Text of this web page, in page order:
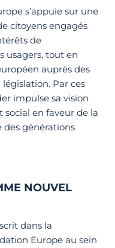
s’appuie sur une
citoyens engagés
de
usagers, tout en
auprès des
Par ces
impulse sa vision
en faveur de la
des générations
NOUVEL
dans la
Europe au sein